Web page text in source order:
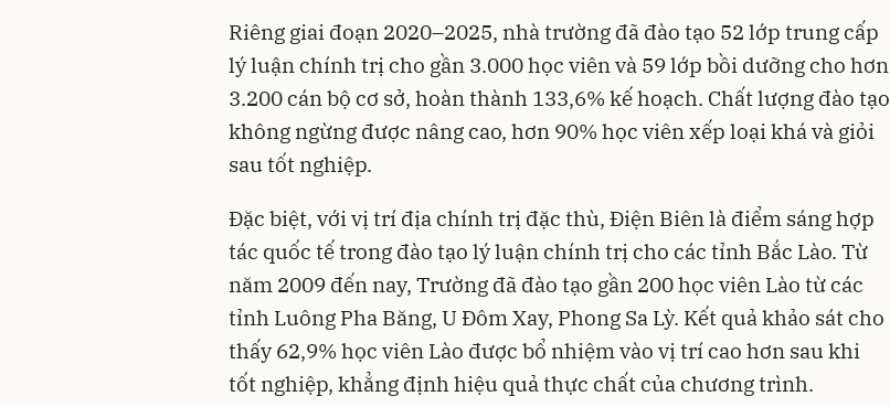
Riêng giai đoạn 2020–2025, nhà trường đã đào tạo 52 lớp trung cấp
lý luận chính trị cho gần 3.000 học viên và 59 lớp bồi dưỡng cho hơn
3.200 cán bộ cơ sở, hoàn thành 133,6% kế hoạch. Chất lượng đào tạo
không ngừng được nâng cao, hơn 90% học viên xếp loại khá và giỏi
sau tốt nghiệp.
Đặc biệt, với vị trí địa chính trị đặc thù, Điện Biên là điểm sáng hợp
tác quốc tế trong đào tạo lý luận chính trị cho các tỉnh Bắc Lào. Từ
năm 2009 đến nay, Trường đã đào tạo gần 200 học viên Lào từ các
tỉnh Luông Pha Băng, U Đôm Xay, Phong Sa Lỳ. Kết quả khảo sát cho
thấy 62,9% học viên Lào được bổ nhiệm vào vị trí cao hơn sau khi
tốt nghiệp, khẳng định hiệu quả thực chất của chương trình.